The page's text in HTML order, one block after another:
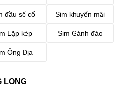
đầu số cổ Sim khuyến mãi
Lặp kép Sim Gánh đảo
Ông Địa
LONG